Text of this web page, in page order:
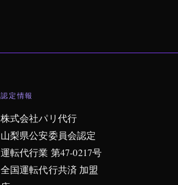
認定情報
株式会社パリ代行
山梨県公安委員会認定
運転代行業 第47-0217号
全国運転代行共済 加盟